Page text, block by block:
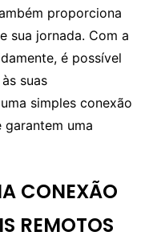
proporciona
sua jornada. Com a
é possível
suas
simples conexão
uma
CONEXÃO
REMOTOS